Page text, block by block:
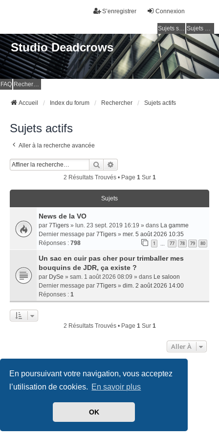
En poursuivant votre navigation, vous acceptez
l’utilisation de cookies. En savoir plus
OK
Connexion
S’enregistrer
Sujets sans réponse Sujets actifs
Studio Deadcrows
FAQ Rechercher
Accueil Index du forum Rechercher Sujets actifs
Sujets actifs
Aller à la recherche avancée
Rechercher
2 Résultats Trouvés • Page 1Sur 1
Sujets
News de la VO
par 7Tigers » lun. 23 sept. 2019 16:19 » dans La gamme
Dernier message par 7Tigers » mer. 5 août 2026 10:35
Réponses : 798 1 77 78 79 80
Un sac en cuir pas cher pour trimballer mes
bouquins de JDR, ça existe ?
par DySe » sam. 1 août 2026 08:09 » dans Le saloon
Dernier message par 7Tigers » dim. 2 août 2026 14:00
Réponses : 1
2 Résultats Trouvés • Page 1Sur 1
Aller À
Accueil Index du forum Nous contacter
phpBB-fr.com
created by INVENTEA & v12mike
Conditions